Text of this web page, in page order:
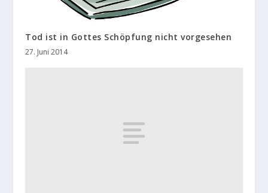
Tod ist in Gottes Schöpfung nicht vorgesehen
27. Juni 2014